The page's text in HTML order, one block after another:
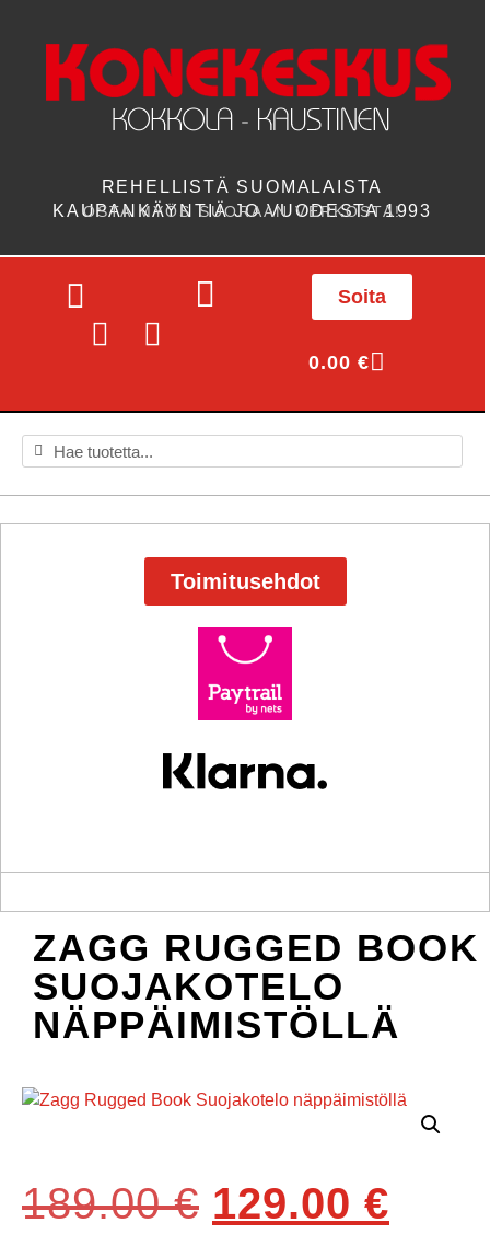
REHELLISTÄ SUOMALAISTA
KAUPANKÄYNTIÄ JO VUODESTA 1993
OSTA MYÖS SUORAAN VERKOSTA!
Soita
0.00 €
Toimitusehdot
ZAGG RUGGED BOOK
SUOJAKOTELO
NÄPPÄIMISTÖLLÄ
189.00€ 129.00 €